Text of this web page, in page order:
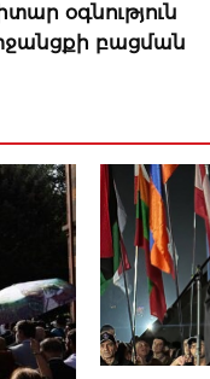
օգնություն
բացման